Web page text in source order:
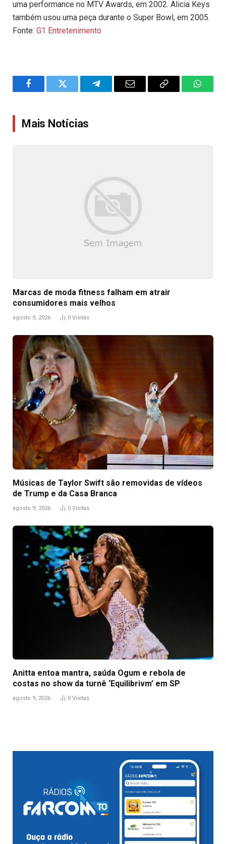
uma performance no MTV Awards, em 2002. Alicia Keys
também usou uma peça durante o Super Bowl, em 2005.
Fonte: G1 Entretenimento
FacebookTwitter TelegramEmail
Copy
Mais Notícias
Marcas de moda fitness falham em atrair
consumidores mais velhos
agosto 9, 2026 0 Visitas
Músicas de Taylor Swift são removidas de vídeos
de Trump e da Casa Branca
agosto 9, 2026 0 Visitas
Anitta entoa mantra, saúda Ogum e rebola de
costas no show da turnê ‘Equilibrivm’ em SP
agosto 9, 2026 0 Visitas